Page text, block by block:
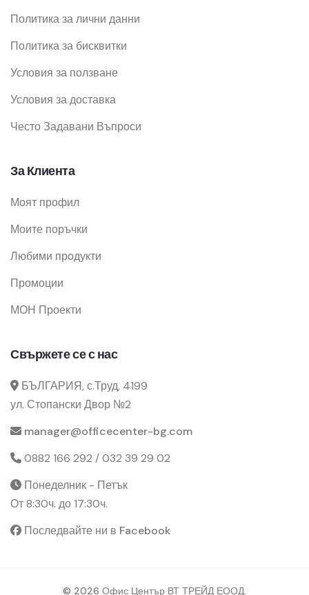
Политика за лични данни
Политика за бисквитки
Условия за ползване
Условия за доставка
Често Задавани Въпроси
За Клиента
Моят профил
Моите поръчки
Любими продукти
Промоции
МОН Проекти
Свържете се с нас
БЪЛГАРИЯ, с.Труд, 4199
ул. Стопански Двор №2
manager@officecenter-bg.com
0882 166 292 / 032 39 29 02
Понеделник - Петък
От 8:30ч. до 17:30ч.
Последвайте ни в Facebook
© 2026 Офис Център ВТ ТРЕЙД ЕООД.